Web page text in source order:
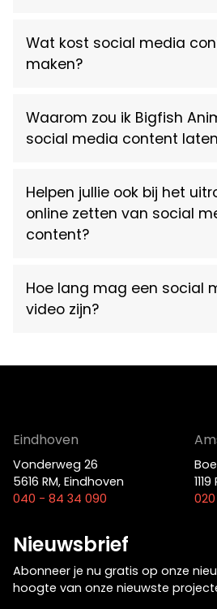
Wat kost social media
maken?
2D
Waarom zou ik Bigfish
social media content
Helpen jullie ook bij het
online zetten van social
content?
Hoe lang mag een social
video zijn?
Eindhoven
Vonderweg 26
5616 RM, Eindhoven
040 - 84 34 090
Nieuwsbrief
Abonneer je nu gratis op onze
hoogte van onze nieuwste